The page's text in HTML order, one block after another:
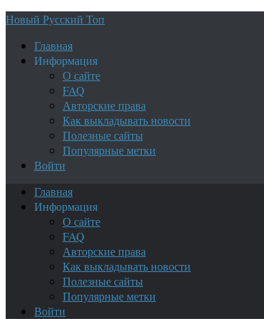
Новый Русский Топ
Главная
Информация
О сайте
FAQ
Авторские права
Как выкладывать новости
Полезные сайты
Популярные метки
Войти
Главная
Информация
О сайте
FAQ
Авторские права
Как выкладывать новости
Полезные сайты
Популярные метки
Войти